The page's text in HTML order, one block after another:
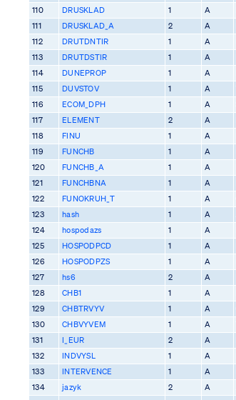
110
DRUSKLAD 1 A
111
DRUSKLAD_A 2 A
112
DRUTDNTIR 1 A
113
DRUTDSTIR 1 A
114
DUNEPROP 1 A
115
DUVSTOV 1 A
116
ECOM_DPH 1 A
117
ELEMENT 2 A
118
FINU 1 A
119
FUNCHB 1 A
120
FUNCHB_A 1 A
121
FUNCHBNA 1 A
122
FUNOKRUH_T 1 A
123
hash 1 A
124
hospodazs 1 A
125
HOSPODPCD 1 A
126
HOSPODPZS 1 A
127
hs6 2 A
128
CHB1 1 A
129
CHBTRVYV 1 A
130
CHBVYVEM 1 A
131
I_EUR 2 A
132
INDVYSL 1 A
133
INTERVENCE 1 A
134
jazyk 2 A